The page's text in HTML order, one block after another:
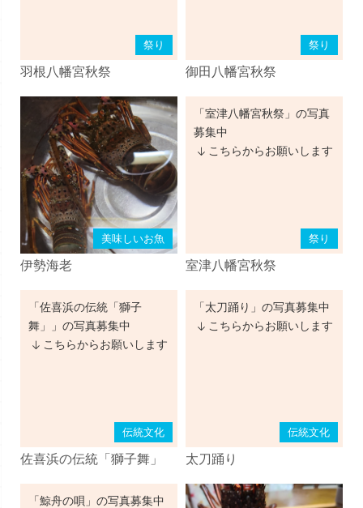
祭り
羽根八幡宮秋祭
祭り
御田八幡宮秋祭
美味しいお魚
伊勢海老
「室津八幡宮秋祭」の写真
募集中
こちらからお願いします
祭り
室津八幡宮秋祭
「佐喜浜の伝統「獅子
舞」」の写真募集中
こちらからお願いします
伝統文化
佐喜浜の伝統「獅子舞」
「太刀踊り」の写真募集中
こちらからお願いします
伝統文化
太刀踊り
「鯨舟の唄」の写真募集中